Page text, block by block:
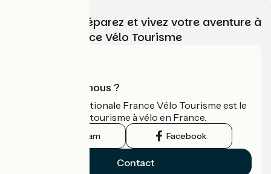
Choisissez, préparez et vivez votre aventure à
vélo avec France Vélo Tourisme
Qui sommes-nous ?
L'association nationale France Vélo Tourisme est le
guide officiel du tourisme à vélo en France.
Instagram Facebook
Contact